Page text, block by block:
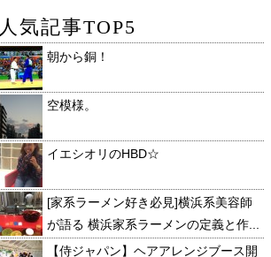
人気記事TOP5
朝から銅！
空模様。
イエシオリのHBD☆
[家系ラーメン好き必見]横浜系美容師
が語る 横浜家系ラーメンの定義と作...
【侍ジャパン】ヘアアレンジブース開